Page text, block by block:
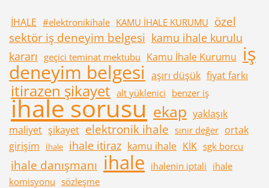
İHALE #elektronikihale KAMU İHALE KURUMU özel
sektör iş deneyim belgesi kamu ihale kurulu
kararı geçici teminat mektubu Kamu İhale Kurumu iş
deneyim belgesi aşırı düşük fiyat farkı
itirazen şikayet alt yüklenici benzer iş
ihale sorusu ekap yaklaşık
maliyet şikayet elektronik ihale sınır değer ortak
girişim
İhale ihale itiraz kamu ihale KİK sgk borcu
ihale danışmanı ihale ihalenin iptali ihale
komisyonu sözleşme